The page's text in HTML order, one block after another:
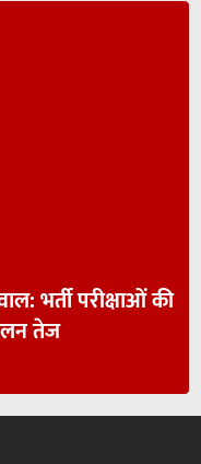
भर्ती परीक्षाओं की
तेज